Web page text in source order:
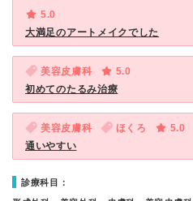
5.0
大満足のアートメイクでした
美容皮膚科
5.0
初めてのたるみ治療
美容皮膚科 ほくろ
5.0
通いやすい
診療科目：